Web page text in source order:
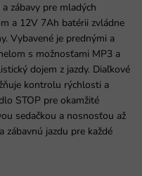
zábavy pre mladých
a 12V 7Ah batérii zvládne
Vybavené je prednými a
s možnosťami MP3 a
dojem z jazdy. Diaľkové
kontrolu rýchlosti a
STOP pre okamžité
sedačkou a nosnosťou až
zábavnú jazdu pre každé